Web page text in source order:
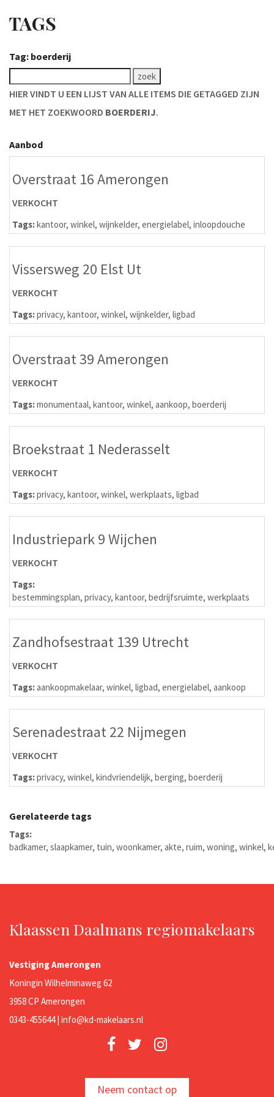
TAGS
Tag: boerderij
HIER VINDT U EEN LIJST VAN ALLE ITEMS DIE GETAGGED ZIJN
MET HET ZOEKWOORD BOERDERIJ.
Aanbod
Overstraat 16 Amerongen
VERKOCHT
Tags:kantoor, winkel, wijnkelder, energielabel, inloopdouche
Vissersweg 20 Elst Ut
VERKOCHT
Tags:privacy, kantoor, winkel, wijnkelder, ligbad
Overstraat 39 Amerongen
VERKOCHT
Tags:monumentaal, kantoor, winkel, aankoop, boerderij
Broekstraat 1 Nederasselt
VERKOCHT
Tags:privacy, kantoor, winkel, werkplaats, ligbad
Industriepark 9 Wijchen
VERKOCHT
Tags:
bestemmingsplan, privacy, kantoor, bedrijfsruimte, werkplaats
Zandhofsestraat 139 Utrecht
VERKOCHT
Tags:aankoopmakelaar, winkel, ligbad, energielabel, aankoop
Serenadestraat 22 Nijmegen
VERKOCHT
Tags:privacy, winkel, kindvriendelijk, berging, boerderij
Gerelateerde tags
Tags:
badkamer, slaapkamer, tuin, woonkamer, akte, ruim, woning, winkel,
Klaassen Daalmans regiomakelaars
Vestiging Amerongen
Koningin Wilhelminaweg 62
3958 CP Amerongen
0343-455644 | info@kd-makelaars.nl
Neem contact op